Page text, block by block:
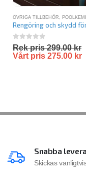
ÖVRIGA TILLBEHÖR POOLKEMI
0out of 5
Rek pris299.00kr
Vårt pris 275.00 kr
Snabba
Skickas